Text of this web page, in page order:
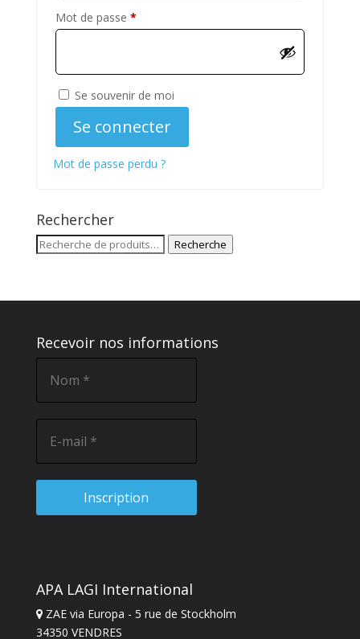
Mot de passe *Obligatoire
Se souvenir de moi
Se connecter
Mot de passe perdu ?
Rechercher
Recherche
Recherche
Recevoir nos informations
APA LAGI International
ZAE via Europa - 5 rue de Stockholm
34350 VENDRES